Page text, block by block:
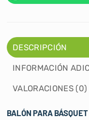
DESCRIPCIÓN
INFORMACIÓN
VALORACIONES (0)
BALÓN PARA